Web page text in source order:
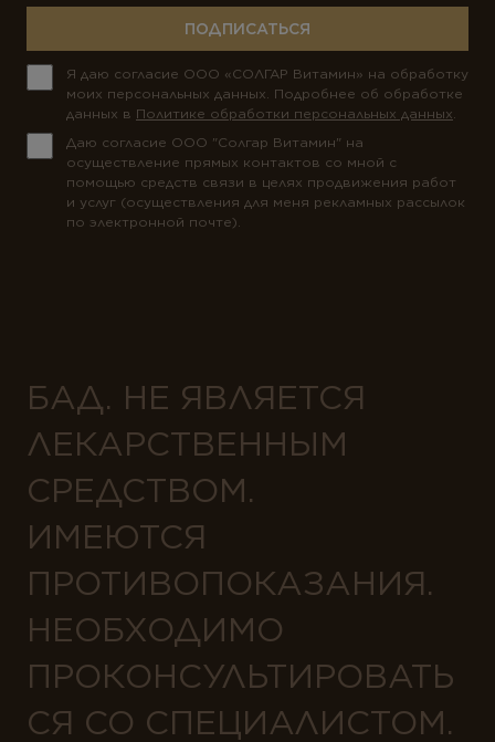
ПОДПИСАТЬСЯ
Я даю согласие ООО «СОЛГАР Витамин» на обработку
моих персональных данных. Подробнее об обработке
данных в Политике обработки персональных данных.
Даю согласие ООО "Солгар Витамин" на
осуществление прямых контактов со мной с
помощью средств связи в целях продвижения работ
и услуг (осуществления для меня рекламных рассылок
по электронной почте).
БАД. НЕ ЯВЛЯЕТСЯ
ЛЕКАРСТВЕННЫМ
СРЕДСТВОМ.
ИМЕЮТСЯ
ПРОТИВОПОКАЗАНИЯ.
НЕОБХОДИМО
ПРОКОНСУЛЬТИРОВАТЬ
СЯ СО СПЕЦИАЛИСТОМ.